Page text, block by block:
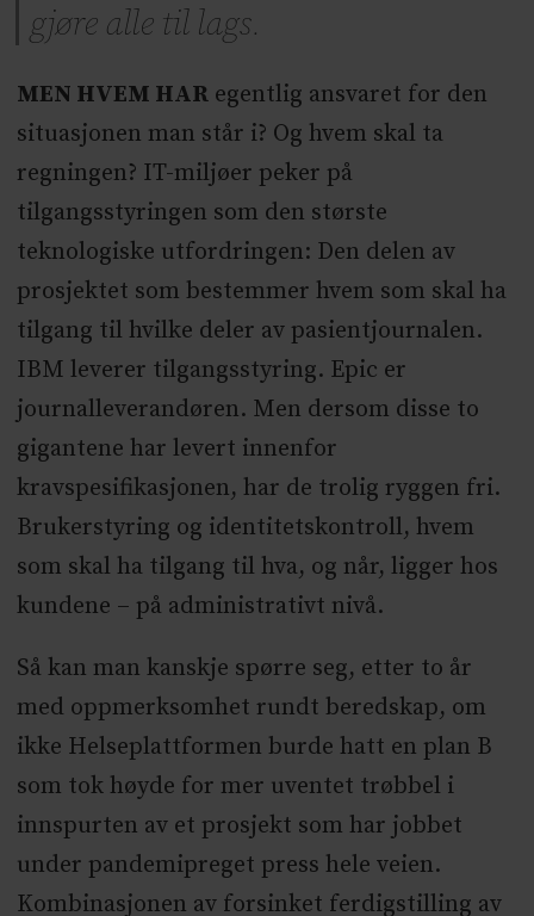
gjøre alle til lags.
MEN HVEM HARegentlig ansvaret for den
situasjonen man står i? Og hvem skal ta
regningen? IT-miljøer peker på
tilgangsstyringen som den største
teknologiske utfordringen: Den delen av
prosjektet som bestemmer hvem som skal ha
tilgang til hvilke deler av pasientjournalen.
IBM leverer tilgangsstyring. Epic er
journalleverandøren. Men dersom disse to
gigantene har levert innenfor
kravspesifikasjonen, har de trolig ryggen fri.
Brukerstyring og identitetskontroll, hvem
som skal ha tilgang til hva, og når, ligger hos
kundene – på administrativt nivå.
Så kan man kanskje spørre seg, etter to år
med oppmerksomhet rundt beredskap, om
ikke Helseplattformen burde hatt en plan B
som tok høyde for mer uventet trøbbel i
innspurten av et prosjekt som har jobbet
under pandemipreget press hele veien.
Kombinasjonen av forsinket ferdigstilling av